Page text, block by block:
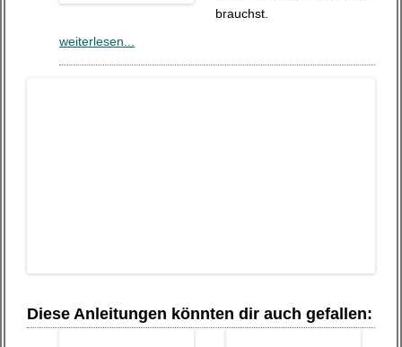
brauchst.
weiterlesen...
Diese Anleitungen könnten dir auch gefallen: